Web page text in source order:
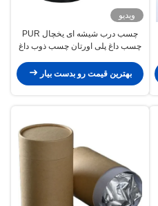
ویدیو
چسب درب شیشه ای یخچال PUR
چسب داغ پلی اورتان چسب ذوب داغ
بهترین قیمت رو بدست بیار